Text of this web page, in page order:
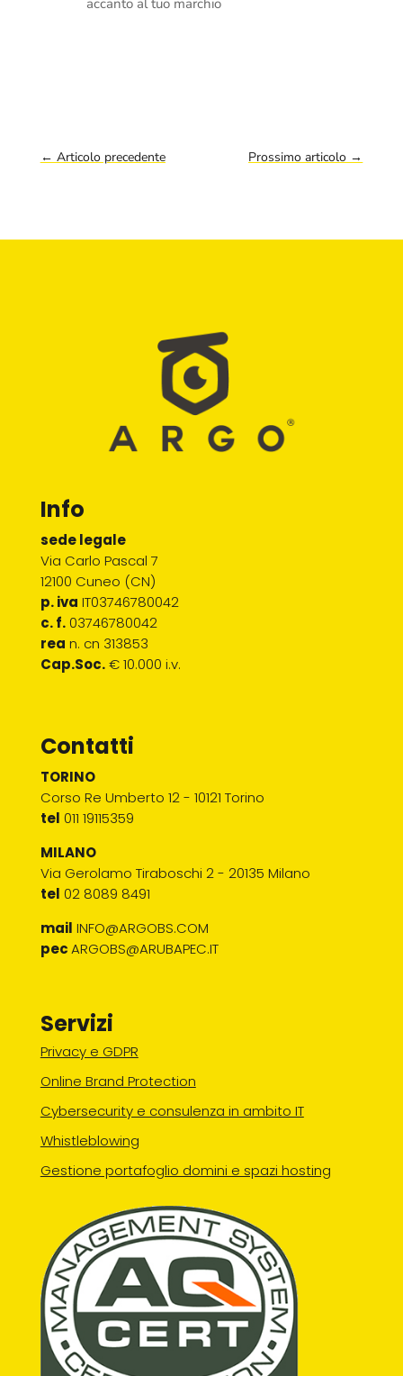
accanto al tuo marchio
← Articolo precedente Prossimo articolo →
Info
sede legale
Via Carlo Pascal 7
12100 Cuneo (CN)
p. iva IT03746780042
c. f.03746780042
rea n. cn 313853
Cap.Soc.€ 10.000 i.v.
Contatti
TORINO
Corso Re Umberto 12 - 10121 Torino
tel 011 19115359
MILANO
Via Gerolamo Tiraboschi 2 - 20135 Milano
tel 02 8089 8491
mail INFO@ARGOBS.COM
pecARGOBS@ARUBAPEC.IT
Servizi
Privacy e GDPR
Online Brand Protection
Cybersecurity e consulenza in ambito IT
Whistleblowing
Gestione portafoglio domini e spazi hosting